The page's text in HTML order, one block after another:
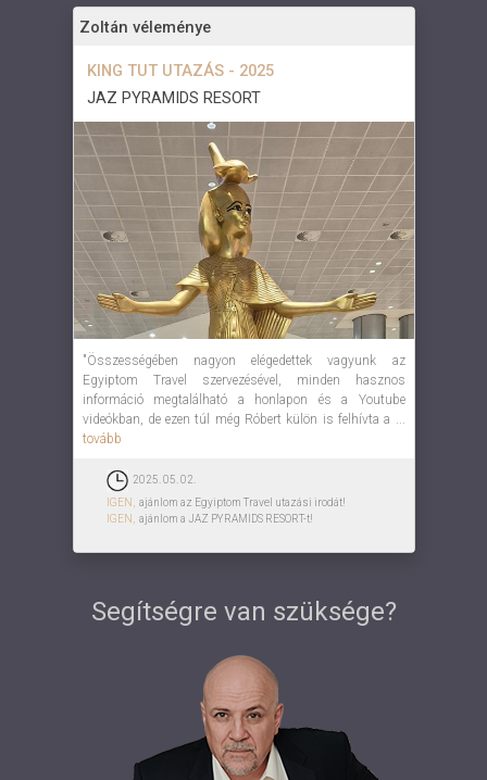
Zoltán véleménye
KING TUT UTAZÁS - 2025
JAZ PYRAMIDS RESORT
"Összességében nagyon elégedettek vagyunk az
Egyiptom Travel szervezésével, minden hasznos
információ megtalálható a honlapon és a Youtube
videókban, de ezen túl még Róbert külön is felhívta a ...
tovább
2025. 05. 02.
IGEN,
ajánlom az Egyiptom Travel utazási irodát!
IGEN,
ajánlom a JAZ PYRAMIDS RESORT-t!
Segítségre van szüksége?